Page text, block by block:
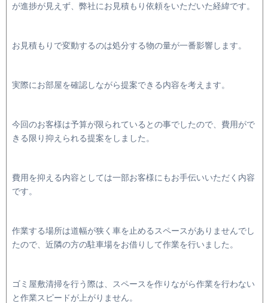
が進捗が見えず、弊社にお見積もり依頼をいただいた経緯です。
お見積もりで変動するのは処分する物の量が一番影響します。
実際にお部屋を確認しながら提案できる内容を考えます。
今回のお客様は予算が限られているとの事でしたので、費用がで
きる限り抑えられる提案をしました。
費用を抑える内容としては一部お客様にもお手伝いいただく内容
です。
作業する場所は道幅が狭く車を止めるスペースがありませんでし
たので、近隣の方の駐車場をお借りして作業を行いました。
ゴミ屋敷清掃を行う際は、スペースを作りながら作業を行わない
と作業スピードが上がりません。